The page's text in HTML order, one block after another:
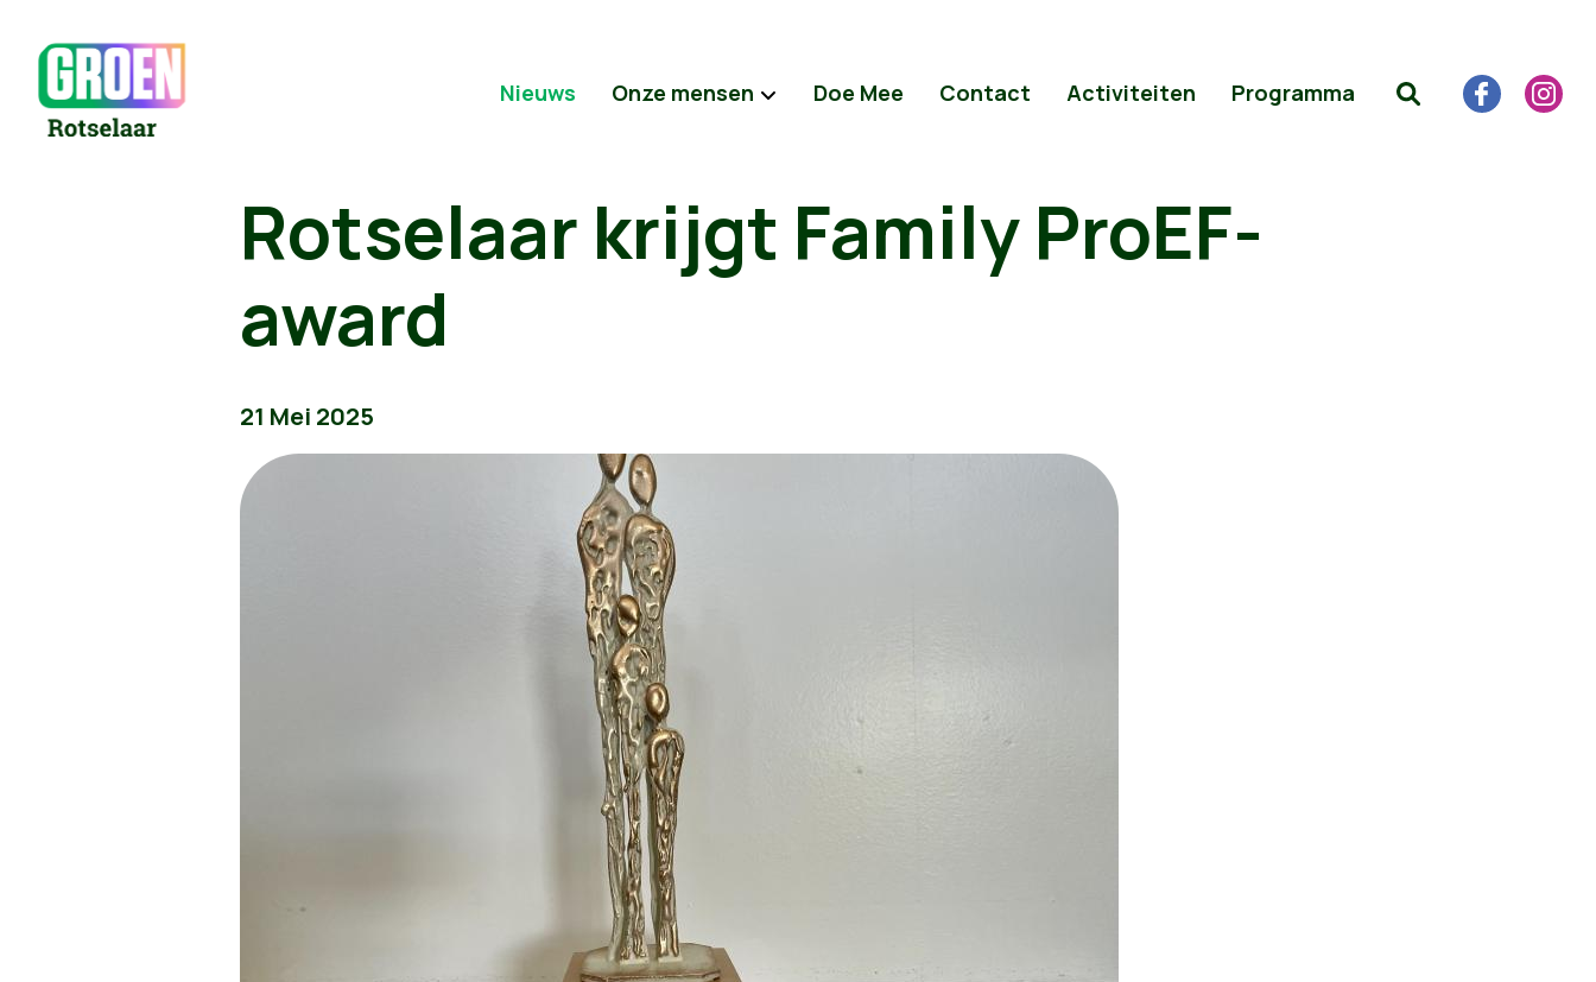
Nieuws Onze mensen Doe Mee Contact Activiteiten Programma
Rotselaar krijgt Family ProEF-
award
21 Mei 2025